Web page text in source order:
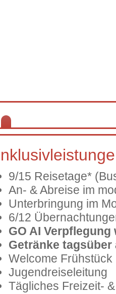
9/15 Reisetage*
An- & Abreise im
Unterbringung im
6/12
GO AI
Getränke tagsüber
Welcome Frühstück
Jugendreiseleitung
Tägliches Freizeit-